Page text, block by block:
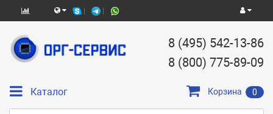
8 (495) 542-13-86
8 (800) 775-89-09
Каталог Корзина 0